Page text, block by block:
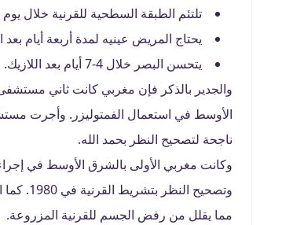
تلتئم الطبقة السطحية للقرنية خلال يوم
يحتاج المريض عينيه لمدة أربعة أيام
يتحسن البصر خلال 4-7 أيام بعد اللازيك.
والجدير بالذكر فإن مغربي كانت ثاني
الأوسط في استعمال الفمتوليزر. وأجرت
ناجحة لتصحيح النظر بحمد الله.
وتصحيح
مما يقلل من رفض الجسم للقرنية المزروعة.